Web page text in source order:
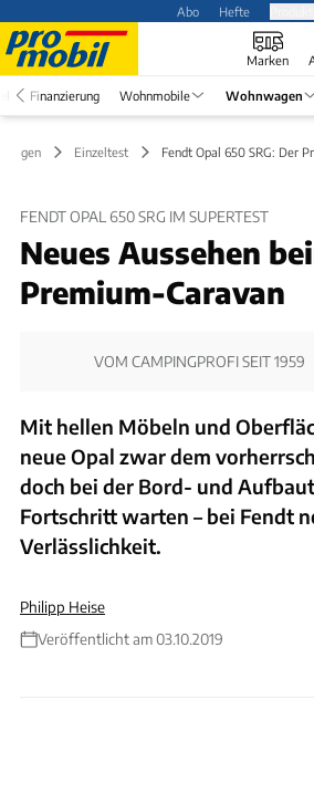
Abo Hefte
Marken
Finanzierung Wohnmobile Wohnwagen
Einzeltest Fendt Opal 650 SRG: Der
FENDT OPAL 650 SRG IM SUPERTEST
Neues Aussehen
Premium-Caravan
VOM CAMPINGPROFI SEIT 1959
Mit hellen Möbeln und
neue Opal zwar dem
doch bei der Bord- und
Fortschritt warten – bei Fendt
Verlässlichkeit.
Philipp Heise
Veröffentlicht am 03.10.2019